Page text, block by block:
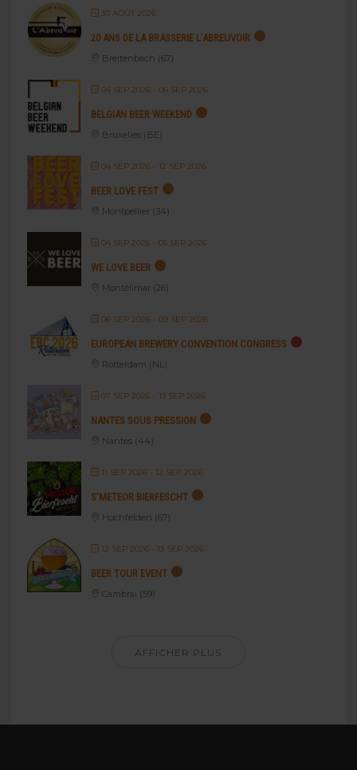
30 AOÛT 2026
20 ANS DE LA BRASSERIE L’ABREUVOIR
Breitenbach (67)
04 SEP 2026- 06 SEP 2026
BELGIAN BEER WEEKEND
Bruxelles (BE)
04 SEP 2026- 12 SEP 2026
BEER LOVE FEST
Montpellier (34)
04 SEP 2026- 05 SEP 2026
WE LOVE BEER
Montélimar (26)
06 SEP 2026- 09 SEP 2026
EUROPEAN BREWERY CONVENTION CONGRESS
Rotterdam (NL)
07 SEP 2026- 13 SEP 2026
NANTES SOUS PRESSION
Nantes (44)
11 SEP 2026- 12 SEP 2026
S’METEOR BIERFESCHT
Hochfelden (67)
12 SEP 2026- 13 SEP 2026
BEER TOUR EVENT
Cambrai (59)
AFFICHER PLUS